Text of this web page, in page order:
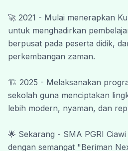
jembatan komunikasi
sekolah dan masyarakat.
Wassalamu’alaikum
#SmapiBeriman
🚀 2021 - Mulai menerapkan
untuk menghadirkan
berpusat pada peserta didik,
perkembangan zaman.
🏗️ 2025 - Melaksanakan
sekolah guna menciptakan
lebih modern, nyaman, dan
🌟 Sekarang - SMA PGRI
dengan semangat "Beriman